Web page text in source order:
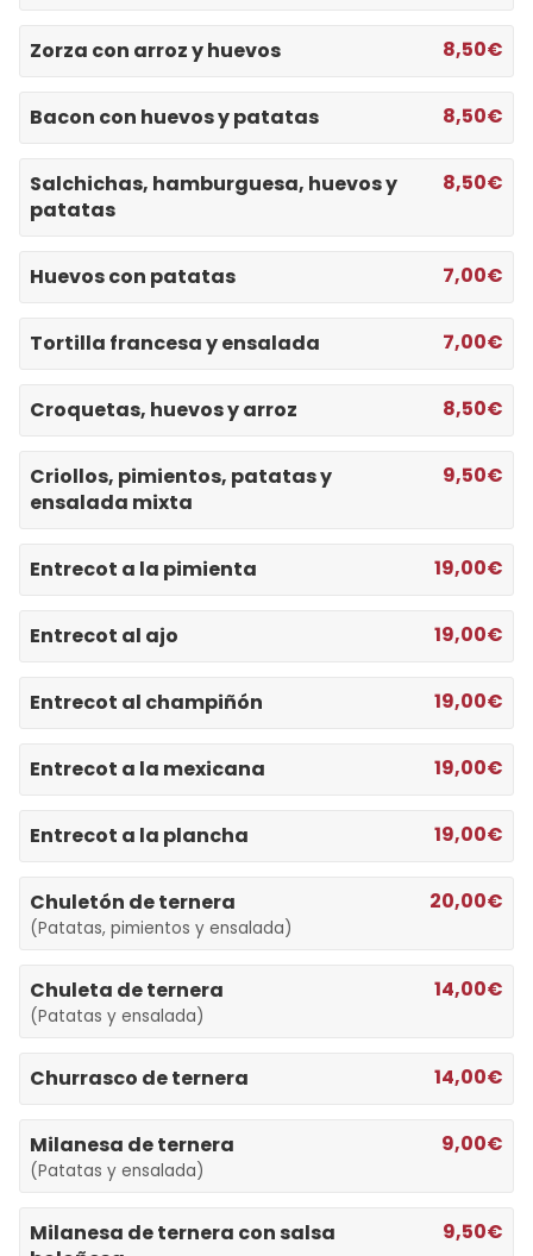
Zorza con arroz y huevos 8,50€
Bacon con huevos y patatas 8,50€
Salchichas, hamburguesa, huevos y
patatas
8,50€
Huevos con patatas 7,00€
Tortilla francesa y ensalada 7,00€
Croquetas, huevos y arroz 8,50€
Criollos, pimientos, patatas y
ensalada mixta
9,50€
Entrecot a la pimienta 19,00€
Entrecot al ajo 19,00€
Entrecot al champiñón 19,00€
Entrecot a la mexicana 19,00€
Entrecot a la plancha 19,00€
Chuletón de ternera
(Patatas, pimientos y ensalada)
20,00€
Chuleta de ternera
(Patatas y ensalada)
14,00€
Churrasco de ternera 14,00€
Milanesa de ternera
(Patatas y ensalada)
9,00€
Milanesa de ternera con salsa
9,50€